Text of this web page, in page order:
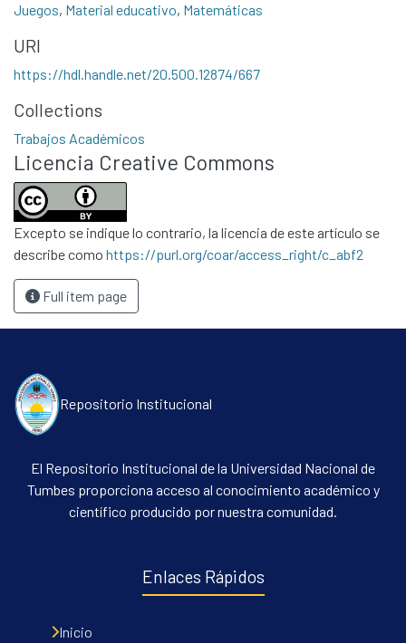
Contacto
Políticas
Juegos, Material educativo, Matemáticas
URI
https://hdl.handle.net/20.500.12874/667
Collections
Trabajos Académicos
Licencia Creative Commons
Excepto se indique lo contrario, la licencia de este artículo se
describe como https://purl.org/coar/access_right/c_abf2
Full item page
Repositorio Institucional
El Repositorio Institucional de la Universidad Nacional de
Tumbes proporciona acceso al conocimiento académico y
científico producido por nuestra comunidad.
Enlaces Rápidos
Inicio